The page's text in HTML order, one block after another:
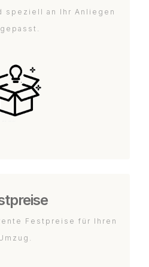
speziell an Ihr Anliegen
Festpreise für Ihren